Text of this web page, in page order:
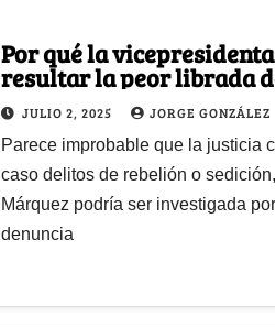
Por qué la
resultar la peor librada
de Leyva y la posible
JULIO 2, 2025 JORGE GONZÁLEZ
Parece improbable que la justicia
caso delitos de rebelión o
Márquez podría ser investigada
denuncia